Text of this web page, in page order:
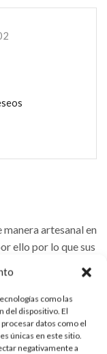
como las
del dispositivo. El
datos como el
únicas en este sitio.
negativamente a
manera artesanal en
ello por lo que sus